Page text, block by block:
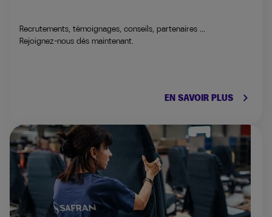
Recrutements, témoignages, conseils, partenaires ...
Rejoignez-nous dès maintenant.
EN SAVOIR PLUS keyboard_arrow_right